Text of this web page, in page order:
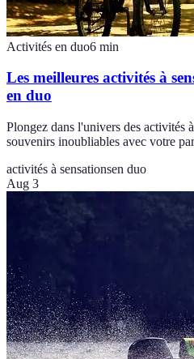
Activités en duo6 min
Les meilleures activités à
en duo
Plongez dans l'univers des activités
souvenirs inoubliables avec votre
activités à sensationsen duo
Aug 3